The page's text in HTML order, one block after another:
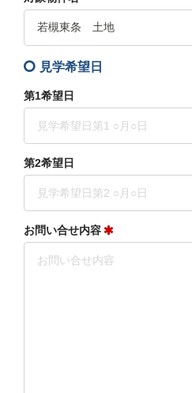
見学希望日
第1希望日
第2希望日
お問い合せ内容